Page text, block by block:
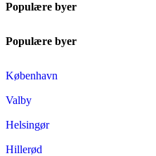
Populære byer
Populære byer
København
Valby
Helsingør
Hillerød